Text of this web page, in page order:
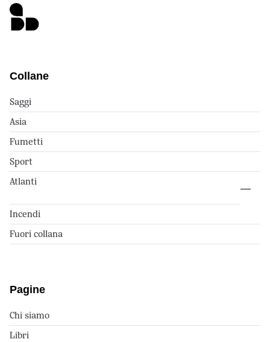
Collane
Saggi
Asia
Fumetti
Sport
Atlanti
Incendi
Fuori collana
Pagine
Chi siamo
Libri